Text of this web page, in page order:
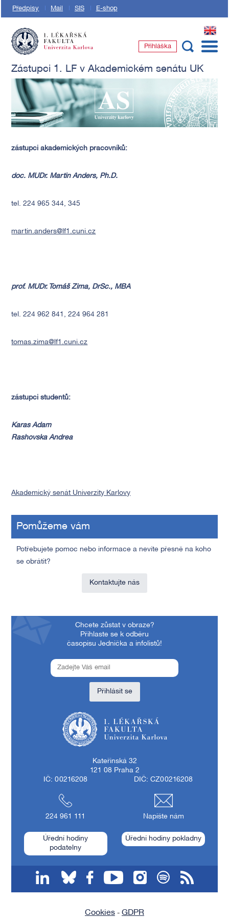
Předpisy Mail SIS E-shop
EN
Přihláška
Zástupci 1. LF v Akademickém senátu UK
zástupci akademických pracovníků:
doc. MUDr. Martin Anders, Ph.D.
tel. 224 965 344, 345
martin.anders@lf1.cuni.cz
prof. MUDr. Tomáš Zima, DrSc., MBA
tel. 224 962 841, 224 964 281
tomas.zima@lf1.cuni.cz
zástupci studentů:
Karas Adam
Rashovska Andrea
Akademický senát Univerzity Karlovy
Pomůžeme vám
Potřebujete pomoc nebo informace a nevíte přesně na koho
se obrátit?
Kontaktujte nás
Chcete zůstat v obraze?
Přihlaste se k odběru
časopisu Jednička a infolistů!
Přihlásit se
Kateřinská 32
121 08 Praha 2
IČ: 00216208
DIČ: CZ00216208
224 961 111 Napište nám
Úřední hodiny
podatelny
Úřední hodiny pokladny
Cookies - GDPR